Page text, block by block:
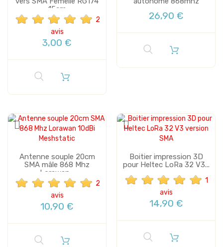
15cm
2
avis
3,00 €
26,90 €
Antenne souple 20cm
SMA mâle 868 Mhz
Lorawan...
2
avis
10,90 €
Boitier impression 3D
pour Heltec LoRa 32 V3...
1
avis
14,90 €